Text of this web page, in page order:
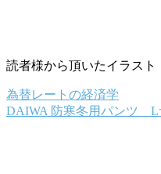
読者様から頂いたイラスト
為替レートの経済学
DAIWA 防寒冬用パンツ